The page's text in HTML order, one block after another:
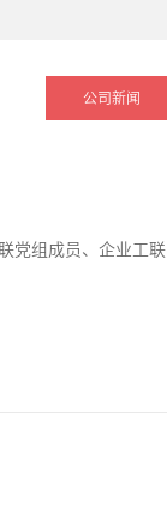
公司新闻
党组成员、企业工联